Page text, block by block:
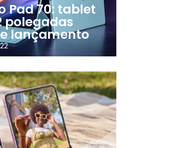
Pad 70: tablet
polegadas
lançamento